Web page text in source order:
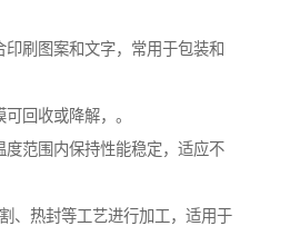
印刷图案和文字，常用于包装和
回收或降解，。
度范围内保持性能稳定，适应不
、热封等工艺进行加工，适用于